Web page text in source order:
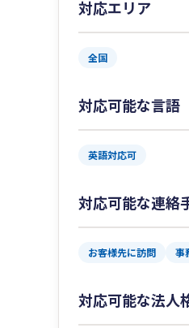
対応エリア
全国
対応可能な言語
英語対応可
対応可能な連絡
お客様先に訪問 事
対応可能な法人